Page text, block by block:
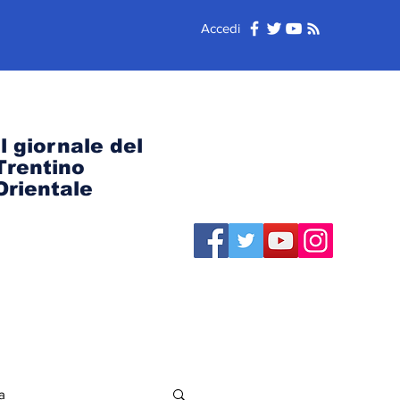
Accedi
giornale del